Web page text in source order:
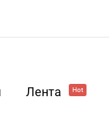
Лента Hot